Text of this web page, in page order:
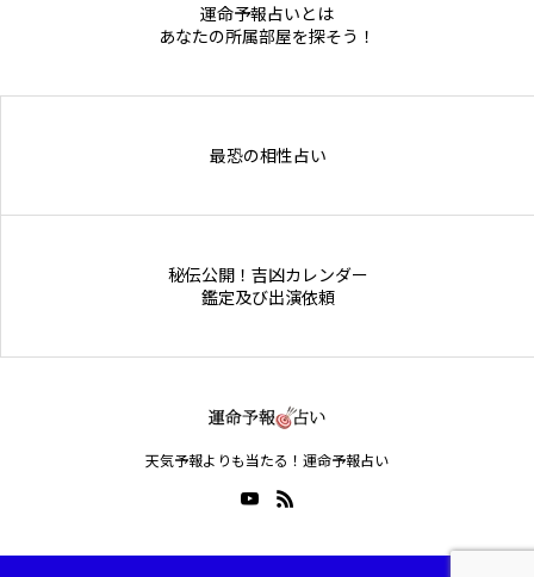
運命予報占いとは
あなたの所属部屋を探そう！
最恐の相性占い
秘伝公開！吉凶カレンダー
鑑定及び出演依頼
天気予報よりも当たる！運命予報占い